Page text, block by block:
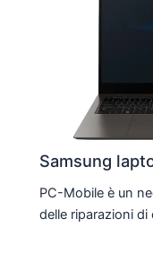
Samsung
PC-Mobile è un
delle riparazioni